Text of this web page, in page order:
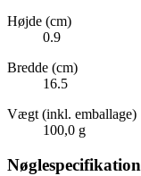
Højde (cm)
0.9
Bredde (cm)
16.5
Vægt (inkl. emballage)
100,0 g
Nøglespecifikation